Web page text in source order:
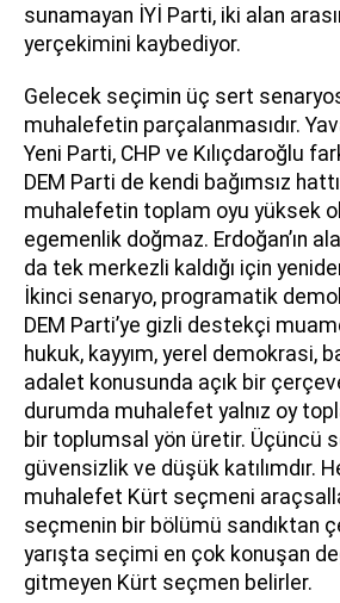
sunamayan İYİ Parti, iki alan
yerçekimini kaybediyor.
Gelecek seçimin üç sert
muhalefetin parçalanmasıdır.
Yeni Parti, CHP ve Kılıçdaroğlu
DEM Parti de kendi bağımsız
muhalefetin toplam oyu yüksek
egemenlik doğmaz. Erdoğan’ın
da tek merkezli kaldığı için
İkinci senaryo, programatik
DEM Parti’ye gizli destekçi
hukuk, kayyım, yerel demokrasi,
adalet konusunda açık bir
durumda muhalefet yalnız oy
bir toplumsal yön üretir. Üçüncü
güvensizlik ve düşük katılımdır.
muhalefet Kürt seçmeni
seçmenin bir bölümü sandıktan
yarışta seçimi en çok konuşan
gitmeyen Kürt seçmen belirler.